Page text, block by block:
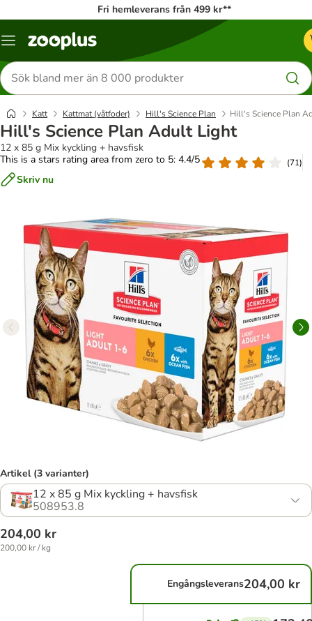
Fri hemleverans från 499 kr**
Katalogmeny
Sök
efter
produkter
Katt Kattmat (våtfoder) Hill's Science Plan Hill's Science Plan
Hill's Science Plan Adult Light
12 x 85 g Mix kyckling + havsfisk
This is a stars rating area from zero to 5: 4.4/5
(71)
Skriv nu
Artikel (3 varianter)
12 x 85 g Mix kyckling + havsfisk
508953.8
204,00 kr
200,00 kr / kg
Engångsleverans204,00 kr